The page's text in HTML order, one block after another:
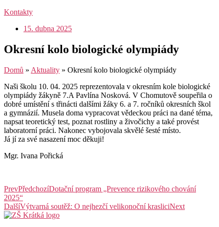
Kontakty
15. dubna 2025
Okresní kolo biologické olympiády
Domů » Aktuality » Okresní kolo biologické olympiády
Naši školu 10. 04. 2025 reprezentovala v okresním kole biologické
olympiády žákyně 7.A Pavlína Nosková. V Chomutově soupeřila o
dobré umístění s třinácti dalšími žáky 6. a 7. ročníků okresních škol
a gymnázií. Musela doma vypracovat vědeckou práci na dané téma,
napsat teoretický test, poznat rostliny a živočichy a také provést
laboratorní práci. Nakonec vybojovala skvělé šesté místo.
Já jí za své nasazení moc děkuji!
Mgr. Ivana Pořická
PrevPředchozíDotační program „Prevence rizikového chování
2025“
DalšíVýtvarná soutěž: O nejhezčí velikonoční krasliciNext